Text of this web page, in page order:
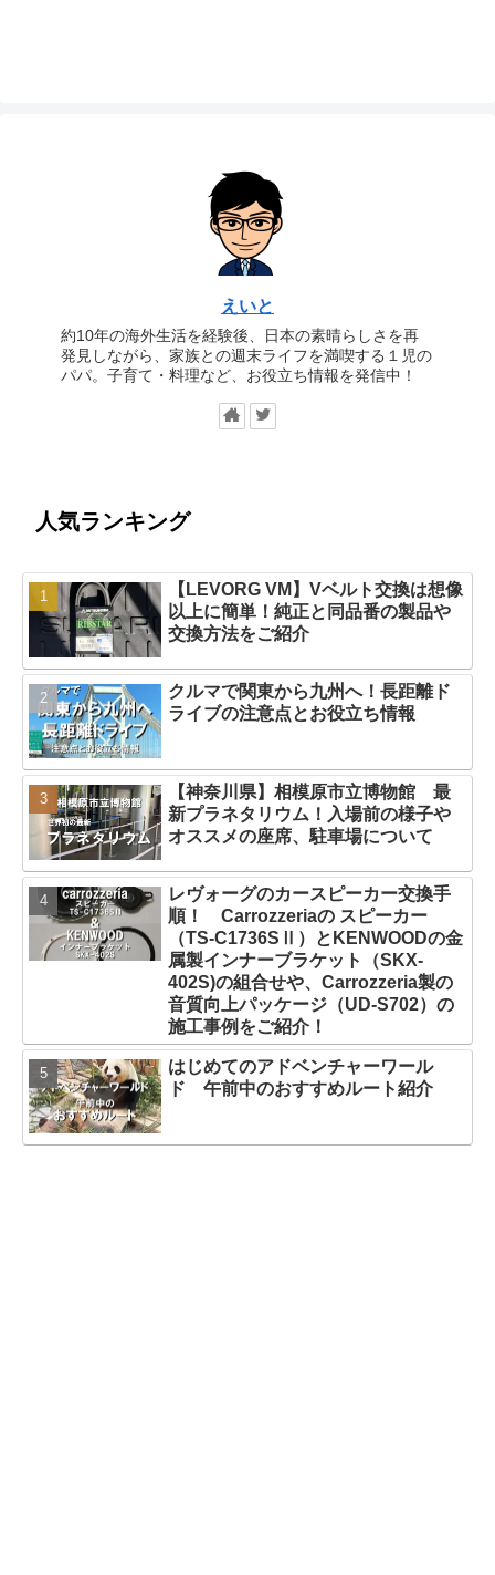
えいと
約10年の海外生活を経験後、日本の素晴らしさを再
発見しながら、家族との週末ライフを満喫する１児の
パパ。子育て・料理など、お役立ち情報を発信中！
人気ランキング
【LEVORG VM】Vベルト交換は想像
以上に簡単！純正と同品番の製品や
交換方法をご紹介
クルマで関東から九州へ！長距離ド
ライブの注意点とお役立ち情報
【神奈川県】相模原市立博物館 最
新プラネタリウム！入場前の様子や
オススメの座席、駐車場について
レヴォーグのカースピーカー交換手
順！ Carrozzeriaの スピーカー
（TS-C1736SⅡ）とKENWOODの金
属製インナーブラケット（SKX-
402S)の組合せや、Carrozzeria製の
音質向上パッケージ（UD-S702）の
施工事例をご紹介！
はじめてのアドベンチャーワール
ド 午前中のおすすめルート紹介